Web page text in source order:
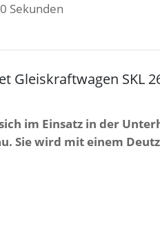
Sekunden
Gleiskraftwagen SKL
im Einsatz in der
Sie wird mit einem